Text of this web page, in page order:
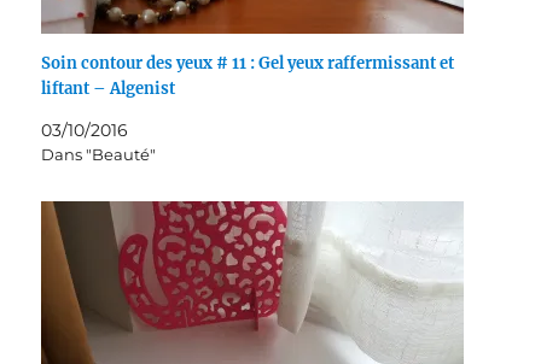
Soin contour des yeux # 11 : Gel yeux raffermissant et
liftant – Algenist
03/10/2016
Dans "Beauté"